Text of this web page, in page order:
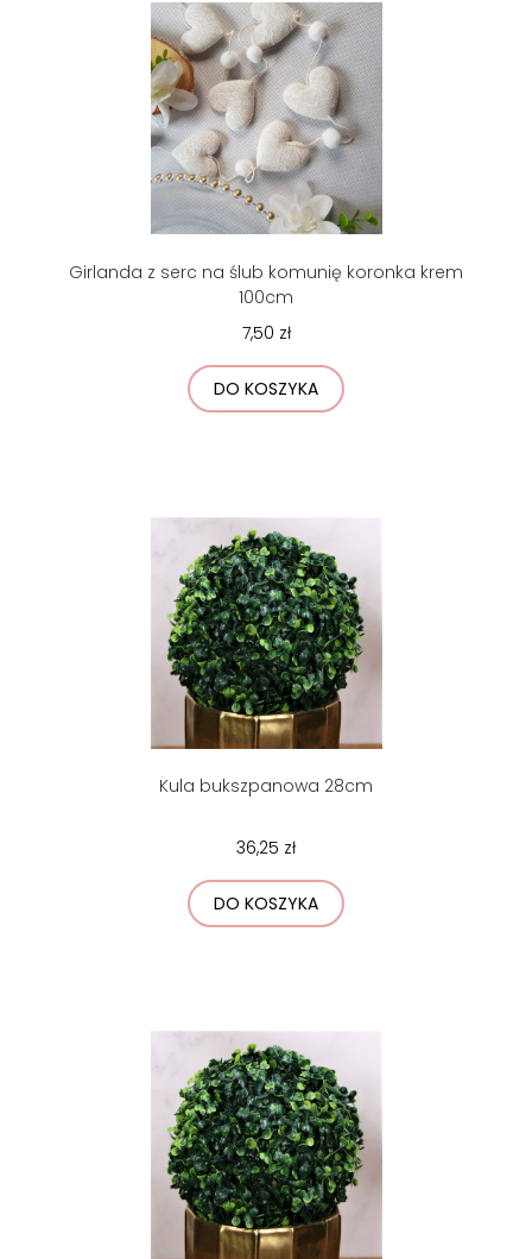
Girlanda z serc na ślub komunię koronka krem
100cm
7,50 zł
DO KOSZYKA
Kula bukszpanowa 28cm
36,25 zł
DO KOSZYKA